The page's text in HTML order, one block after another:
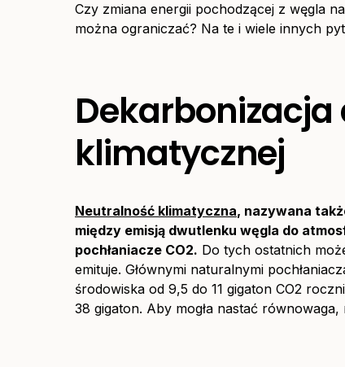
Czy zmiana energii pochodzącej z węgla
można ograniczać? Na te i wiele innych
klimatycznej
Neutralność klimatyczna, nazywana
między emisją dwutlenku węgla do
pochłaniacze CO2. Do tych ostatnich
emituje. Głównymi naturalnymi
środowiska od 9,5 do 11 gigaton CO2
38 gigaton. Aby mogła nastać